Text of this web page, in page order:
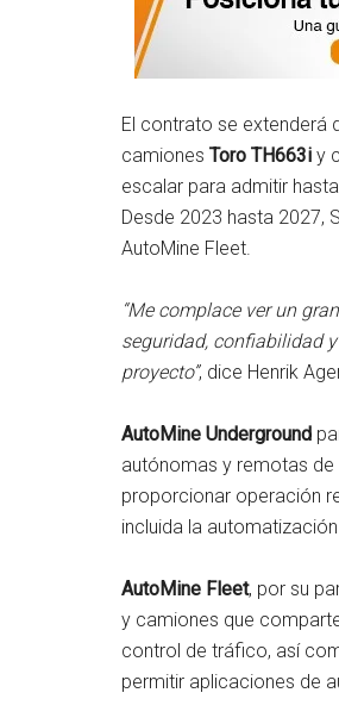
El contrato se extenderá
camiones Toro TH663i y
escalar para admitir
Desde 2023 hasta 2027,
AutoMine Fleet.
“Me complace ver un
seguridad, confiabilidad
proyecto”, dice Henrik
AutoMine Underground
autónomas y remotas
proporcionar operación
incluida la
AutoMine Fleet, por su
y camiones que
control de tráfico, así
permitir aplicaciones de